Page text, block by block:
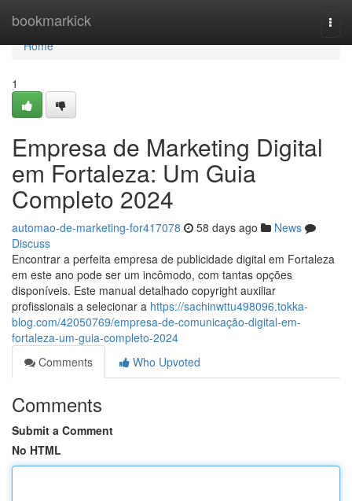
bookmarkick
Home
Home
1
Empresa de Marketing Digital
em Fortaleza: Um Guia
Completo 2024
automao-de-marketing-for417078 58 days ago
News
Discuss
Encontrar a perfeita empresa de publicidade digital em Fortaleza
em este ano pode ser um incômodo, com tantas opções
disponíveis. Este manual detalhado copyright auxiliar
profissionais a selecionar a https://sachinwttu498096.tokka-
blog.com/42050769/empresa-de-comunicação-digital-em-
fortaleza-um-guia-completo-2024
Comments
Who Upvoted
Comments
Submit a Comment
No HTML